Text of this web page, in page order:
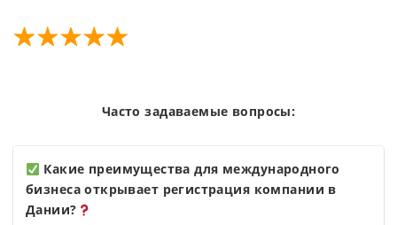
Часто задаваемые вопросы:
Какие преимущества для международного
бизнеса открывает регистрация компании в
Дании?